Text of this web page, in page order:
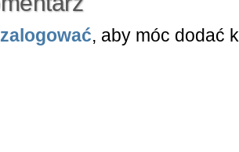
zalogować, aby móc dodać